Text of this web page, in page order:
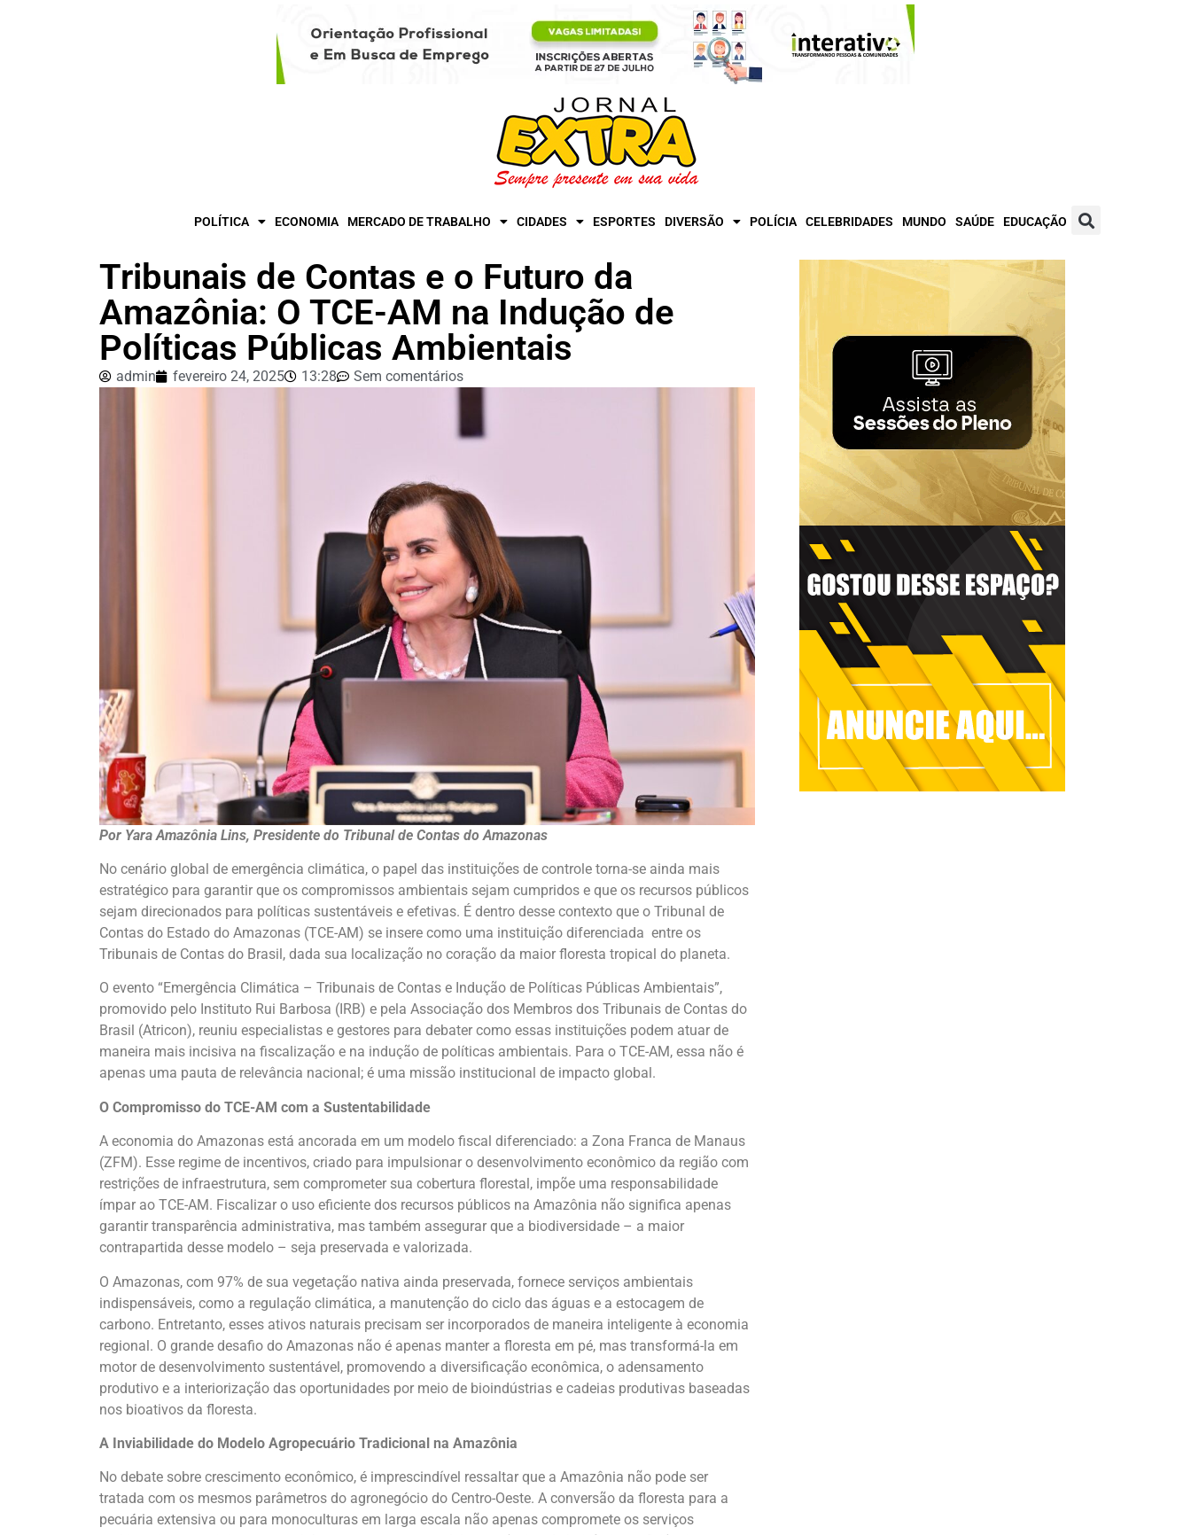
POLÍTICA ECONOMIA MERCADO DE TRABALHO CIDADES ESPORTES DIVERSÃO POLÍCIA CELEBRIDADES MUNDO SAÚDE EDUCAÇÃO
Tribunais de Contas e o Futuro da
Amazônia: O TCE-AM na Indução de
Políticas Públicas Ambientais
admin fevereiro 24, 2025 13:28 Sem comentários
Por Yara Amazônia Lins, Presidente do Tribunal de Contas do Amazonas
No cenário global de emergência climática, o papel das instituições de controle torna-se ainda mais
estratégico para garantir que os compromissos ambientais sejam cumpridos e que os recursos públicos
sejam direcionados para políticas sustentáveis e efetivas. É dentro desse contexto que o Tribunal de
Contas do Estado do Amazonas (TCE-AM) se insere como uma instituição diferenciada entre os
Tribunais de Contas do Brasil, dada sua localização no coração da maior floresta tropical do planeta.
O evento “Emergência Climática – Tribunais de Contas e Indução de Políticas Públicas Ambientais”,
promovido pelo Instituto Rui Barbosa (IRB) e pela Associação dos Membros dos Tribunais de Contas do
Brasil (Atricon), reuniu especialistas e gestores para debater como essas instituições podem atuar de
maneira mais incisiva na fiscalização e na indução de políticas ambientais. Para o TCE-AM, essa não é
apenas uma pauta de relevância nacional; é uma missão institucional de impacto global.
O Compromisso do TCE-AM com a Sustentabilidade
A economia do Amazonas está ancorada em um modelo fiscal diferenciado: a Zona Franca de Manaus
(ZFM). Esse regime de incentivos, criado para impulsionar o desenvolvimento econômico da região com
restrições de infraestrutura, sem comprometer sua cobertura florestal, impõe uma responsabilidade
ímpar ao TCE-AM. Fiscalizar o uso eficiente dos recursos públicos na Amazônia não significa apenas
garantir transparência administrativa, mas também assegurar que a biodiversidade – a maior
contrapartida desse modelo – seja preservada e valorizada.
O Amazonas, com 97% de sua vegetação nativa ainda preservada, fornece serviços ambientais
indispensáveis, como a regulação climática, a manutenção do ciclo das águas e a estocagem de
carbono. Entretanto, esses ativos naturais precisam ser incorporados de maneira inteligente à economia
regional. O grande desafio do Amazonas não é apenas manter a floresta em pé, mas transformá-la em
motor de desenvolvimento sustentável, promovendo a diversificação econômica, o adensamento
produtivo e a interiorização das oportunidades por meio de bioindústrias e cadeias produtivas baseadas
nos bioativos da floresta.
A Inviabilidade do Modelo Agropecuário Tradicional na Amazônia
No debate sobre crescimento econômico, é imprescindível ressaltar que a Amazônia não pode ser
tratada com os mesmos parâmetros do agronegócio do Centro-Oeste. A conversão da floresta para a
pecuária extensiva ou para monoculturas em larga escala não apenas compromete os serviços